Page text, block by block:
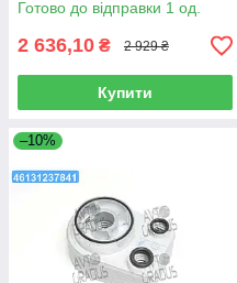
Готово до відправки 1 од.
2 636,10 ₴ 2 929 ₴
Купити
–10%